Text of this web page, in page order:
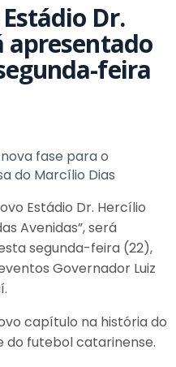
Dr.
apresentado
feira
fase para o
do Marcílio Dias
Estádio Dr. Hercílio
Avenidas”, será
segunda-feira (22),
Governador Luiz
capítulo na história do
do futebol catarinense.